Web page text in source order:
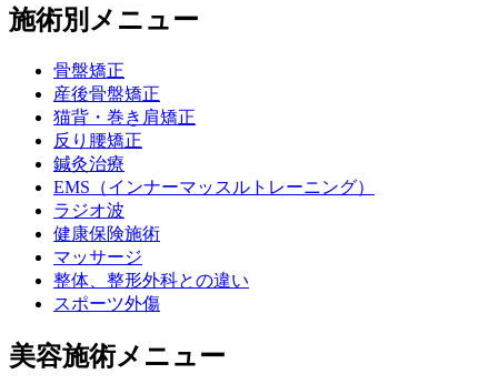
施術別メニュー
骨盤矯正
産後骨盤矯正
猫背・巻き肩矯正
反り腰矯正
鍼灸治療
EMS（インナーマッスルトレーニング）
ラジオ波
健康保険施術
マッサージ
整体、整形外科との違い
スポーツ外傷
美容施術メニュー